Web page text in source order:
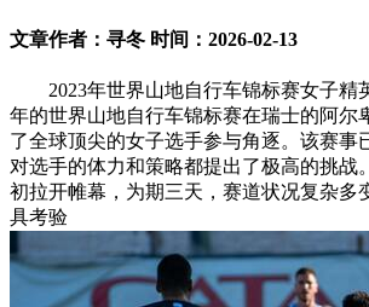
文章作者：寻冬 时间：2026-02-13
2023年世界山地自行车锦标赛女子精
年的世界山地自行车锦标赛在瑞士的阿尔
了全球顶尖的女子选手参与角逐。该赛事
对选手的体力和策略都提出了极高的挑战
初拉开帷幕，为期三天，赛道状况复杂多
具考验